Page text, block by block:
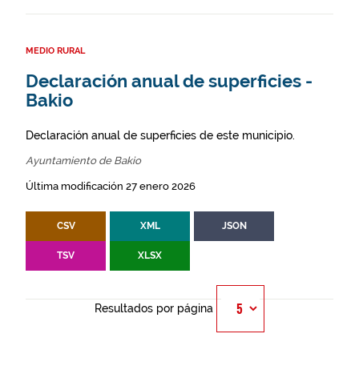
MEDIO RURAL
Declaración anual de superficies -
Bakio
Declaración anual de superficies de este municipio.
Ayuntamiento de Bakio
Última modificación 27 enero 2026
CSV XML JSON
TSV XLSX
Resultados por página